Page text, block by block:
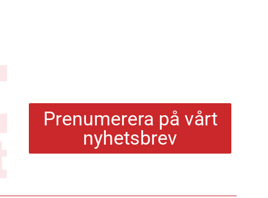
Prenumerera på vårt
nyhetsbrev